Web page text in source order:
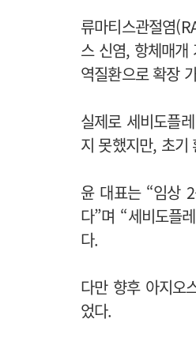
류마티스관절염
스 신염, 항체매개
역질환으로 확장
실제로 세비도플
지 못했지만, 초기
윤 대표는 “임상
다”며 “세비도플
다.
다만 향후 아지오
었다.